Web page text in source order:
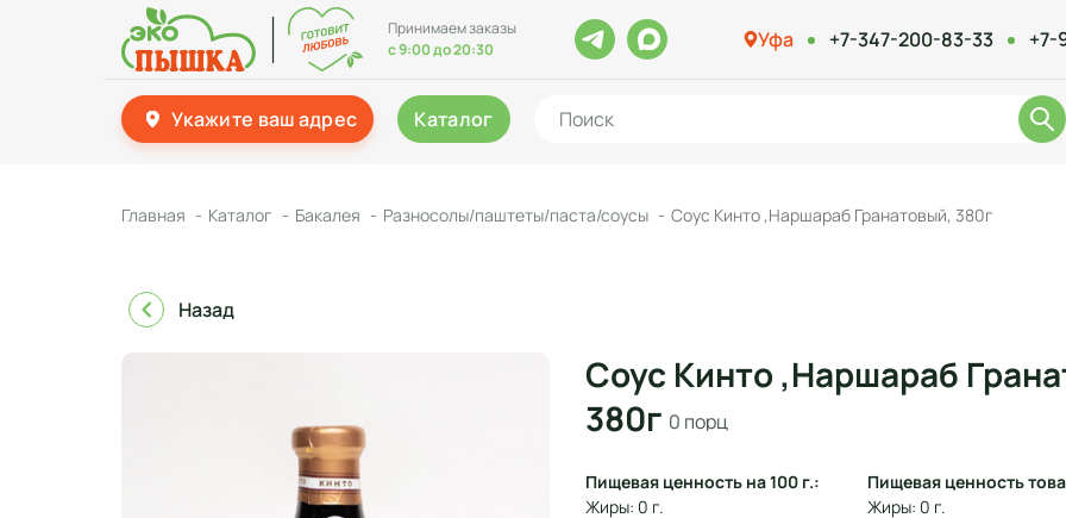
Принимаем заказы
с 9:00 до 20:30
Уфа +7-347-200-83-33 +7-
Укажите ваш адрес Каталог
Главная Каталог Бакалея Разносолы/паштеты/паста/соусы Соус Кинто ,Наршараб Гранатовый, 380г
Назад
Соус Кинто ,Наршараб
380г 0 порц
Пищевая ценность на 100 г.:
Жиры: 0 г.
Пищевая ценность
Жиры: 0 г.